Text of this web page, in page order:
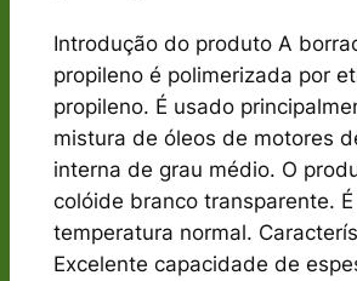
Introdução do produto A
propileno é polimerizada por
propileno. É usado
mistura de óleos de motores
interna de grau médio. O
colóide branco transparente.
temperatura normal.
Excelente capacidade de